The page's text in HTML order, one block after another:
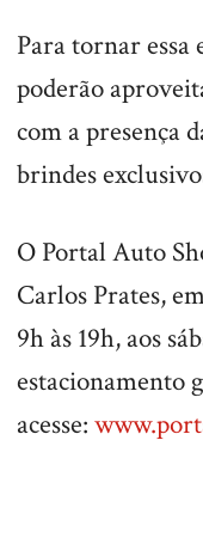
Para tornar essa
poderão
com a presença
brindes
O Portal Auto
Carlos Prates,
9h às 19h, aos
estacionamento
acesse: